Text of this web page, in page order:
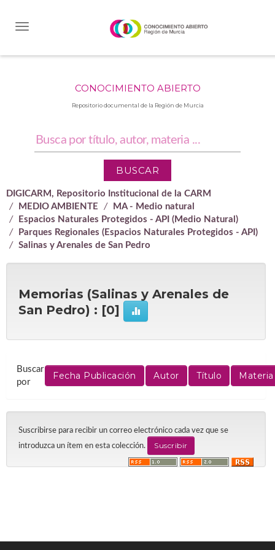
CONOCIMIENTO ABIERTO
Repositorio documental de la Región de Murcia
DIGICARM, Repositorio Institucional de la CARM
MEDIO AMBIENTE
MA - Medio natural
Espacios Naturales Protegidos - API (Medio Natural)
Parques Regionales (Espacios Naturales Protegidos - API)
Salinas y Arenales de San Pedro
Memorias (Salinas y Arenales de
San Pedro) : [0]
Buscar
por
Suscribirse para recibir un correo electrónico cada vez que se
introduzca un ítem en esta colección.